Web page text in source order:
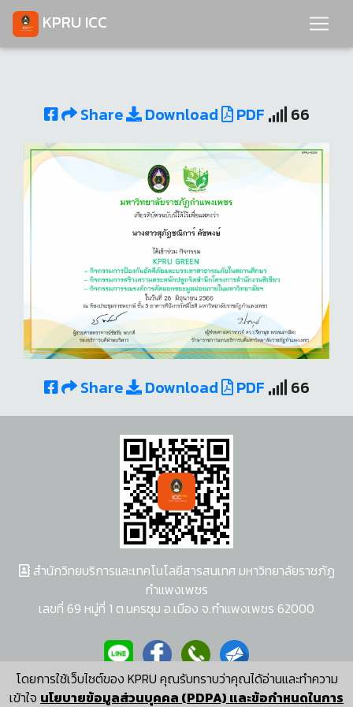
KPRU ICC
Share Download PDF 66
Share Download PDF 66
โดยการใช้เว็บไซต์ของ KPRU คุณรับทราบว่าคุณได้อ่านและทำความ
เข้าใจ นโยบายข้อมูลส่วนบุคคล (PDPA) และข้อกำหนดในการ
สำนักวิทยบริการและเทคโนโลยีสารสนเทศ มหาวิทยาลัยราชภัฏ
กำแพงเพชร
เลขที่ 69 หมู่ที่ 1 ต.นครชุม อ.เมือง จ.กำแพงเพชร 62000
ผู้พัฒนาระบบ อนุชา พวงผกา